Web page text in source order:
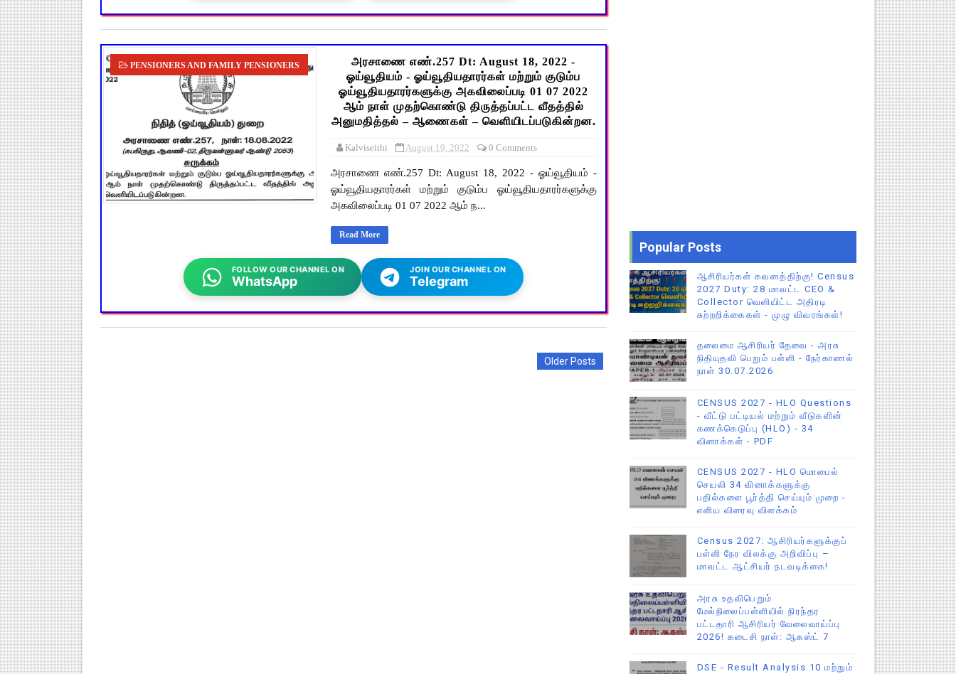
PENSIONERS AND FAMILY PENSIONERS
அரசாணை எண்.257 Dt: August 18, 2022 -
ஓய்வூதியம் - ஓய்வூதியதாரர்கள் மற்றும் குடும்ப
ஓய்வூதியதாரர்களுக்கு அகவிலைப்படி 01 07 2022
ஆம் நாள் முதற்கொண்டு திருத்தப்பட்ட வீதத்தில்
அனுமதித்தல் – ஆணைகள் – வெளியிடப்படுகின்றன.
Kalviseithi August 19, 2022 0 Comments
அரசாணை எண்.257 Dt: August 18, 2022 - ஓய்வூதியம் -
ஓய்வூதியதாரர்கள் மற்றும் குடும்ப ஓய்வூதியதாரர்களுக்கு
அகவிலைப்படி 01 07 2022 ஆம் ந...
Read More
FOLLOW OUR CHANNEL ON
WhatsApp
JOIN OUR CHANNEL ON
Telegram
Older Posts
Popular Posts
ஆசிரியர்கள் கவனத்திற்கு! Census
2027 Duty: 28 மாவட்ட CEO &
Collector வெளியிட்ட அதிரடி
சுற்றறிக்கைகள் - முழு விவரங்கள்!
தலைமை ஆசிரியர் தேவை - அரசு
நிதியுதவி பெறும் பள்ளி - நேர்காணல்
நாள் 30.07.2026
CENSUS 2027 - HLO Questions
- வீட்டு பட்டியல் மற்றும் வீடுகளின்
கணக்கெடுப்பு (HLO) - 34
வினாக்கள் - PDF
CENSUS 2027 - HLO மொபைல்
செயலி 34 வினாக்களுக்கு
பதில்களை பூர்த்தி செய்யும் முறை -
எளிய விரைவு விளக்கம்
Census 2027: ஆசிரியர்களுக்குப்
பள்ளி நேர விலக்கு அறிவிப்பு –
மாவட்ட ஆட்சியர் நடவடிக்கை!
அரசு உதவிபெறும்
மேல்நிலைப்பள்ளியில் நிரந்தர
பட்டதாரி ஆசிரியர் வேலைவாய்ப்பு
2026! கடைசி நாள்: ஆகஸ்ட் 7
DSE - Result Analysis 10 மற்றும்